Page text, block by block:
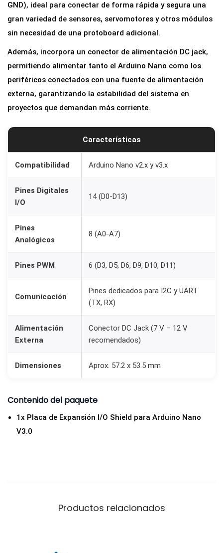
e
P
i
n
e
/
O
a
A
d
N
3
.
0
GND), ideal para conectar de forma rápida y segura una
gran variedad de sensores, servomotores y otros módulos
sin necesidad de una protoboard adicional.
Además, incorpora un conector de alimentación DC jack,
permitiendo alimentar tanto el Arduino Nano como los
periféricos conectados con una fuente de alimentación
externa, garantizando la estabilidad del sistema en
proyectos que demandan más corriente.
Características
Compatibilidad Arduino Nano v2.x y v3.x
Pines Digitales
I/O
14 (D0-D13)
Pines
Analógicos
8 (A0-A7)
Pines PWM 6 (D3, D5, D6, D9, D10, D11)
Comunicación
Pines dedicados para I2C y UART
(TX, RX)
Alimentación
Externa
Conector DC Jack (7 V – 12 V
recomendados)
Dimensiones Aprox. 57.2 x 53.5 mm
Contenido del paquete
1x Placa de Expansión I/O Shield para Arduino Nano
V3.0
Productos relacionados